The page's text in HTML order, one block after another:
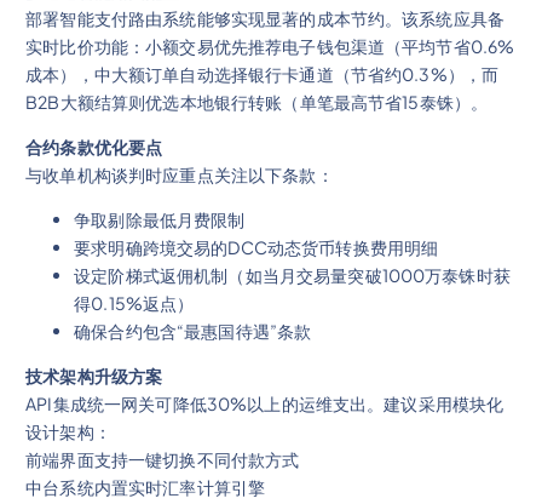
部署智能支付路由系统能够实现显著的成本节约。该系统应具备
实时比价功能：小额交易优先推荐电子钱包渠道（平均节省0.6%
成本），中大额订单自动选择银行卡通道（节省约0.3%），而
B2B大额结算则优选本地银行转账（单笔最高节省15泰铢）。
合约条款优化要点
与收单机构谈判时应重点关注以下条款：
争取剔除最低月费限制
要求明确跨境交易的DCC动态货币转换费用明细
设定阶梯式返佣机制（如当月交易量突破1000万泰铢时获
得0.15%返点）
确保合约包含“最惠国待遇”条款
技术架构升级方案
API集成统一网关可降低30%以上的运维支出。建议采用模块化
设计架构：
前端界面支持一键切换不同付款方式
中台系统内置实时汇率计算引擎